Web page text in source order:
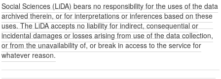
Social Sciences (LiDA) bears no responsibility for the uses of the data
archived therein, or for interpretations or inferences based on these
uses. The LiDA accepts no liability for indirect, consequential or
incidental damages or losses arising from use of the data collection,
or from the unavailability of, or break in access to the service for
whatever reason.